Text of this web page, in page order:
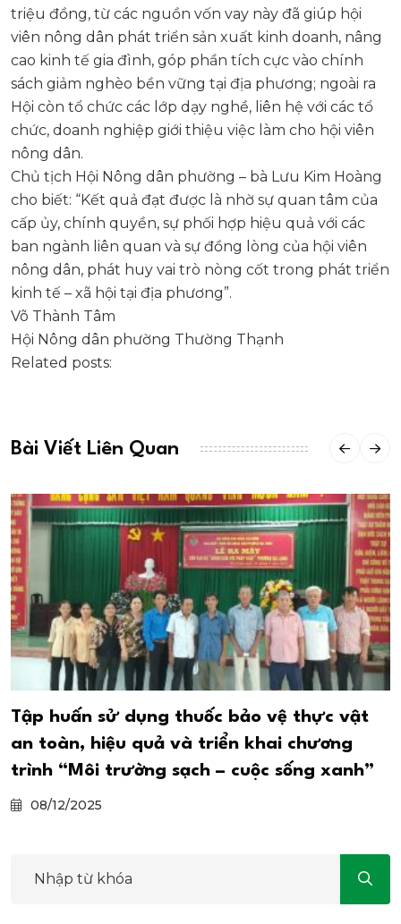
triệu đồng, từ các nguồn vốn vay này đã giúp hội
viên nông dân phát triển sản xuất kinh doanh, nâng
cao kinh tế gia đình, góp phần tích cực vào chính
sách giảm nghèo bền vững tại địa phương; ngoài ra
Hội còn tổ chức các lớp dạy nghề, liên hệ với các tổ
chức, doanh nghiệp giới thiệu việc làm cho hội viên
nông dân.
Chủ tịch Hội Nông dân phường – bà Lưu Kim Hoàng
cho biết: “Kết quả đạt được là nhờ sự quan tâm của
cấp ủy, chính quyền, sự phối hợp hiệu quả với các
ban ngành liên quan và sự đồng lòng của hội viên
nông dân, phát huy vai trò nòng cốt trong phát triển
kinh tế – xã hội tại địa phương”.
Võ Thành Tâm
Hội Nông dân phường Thường Thạnh
Related posts:
Bài Viết Liên Quan
Tập huấn sử dụng thuốc bảo vệ thực vật
an toàn, hiệu quả và triển khai chương
trình “Môi trường sạch – cuộc sống xanh”
08/12/2025